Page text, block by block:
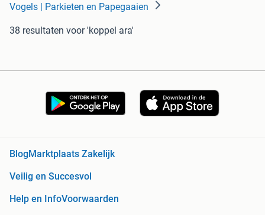
Vogels | Parkieten en Papegaaien
38 resultaten voor 'koppel ara'
BlogMarktplaats Zakelijk
Veilig en Succesvol
Help en InfoVoorwaarden